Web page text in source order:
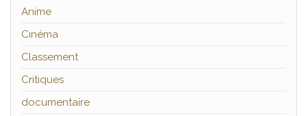
Anime
Cinéma
Classement
Critiques
documentaire